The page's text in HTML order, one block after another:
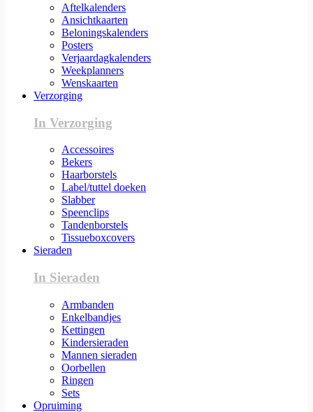
Aftelkalenders
Ansichtkaarten
Beloningskalenders
Posters
Verjaardagkalenders
Weekplanners
Wenskaarten
Verzorging
In Verzorging
Accessoires
Bekers
Haarborstels
Label/tuttel doeken
Slabber
Speenclips
Tandenborstels
Tissueboxcovers
Sieraden
In Sieraden
Armbanden
Enkelbandjes
Kettingen
Kindersieraden
Mannen sieraden
Oorbellen
Ringen
Sets
Opruiming